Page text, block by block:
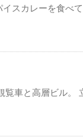
スカレーを食べ
車と高層ビル。